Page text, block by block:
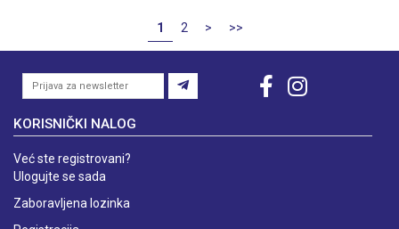
1 2 > >>
KORISNIČKI NALOG
Već ste registrovani?
Ulogujte se sada
Zaboravljena lozinka